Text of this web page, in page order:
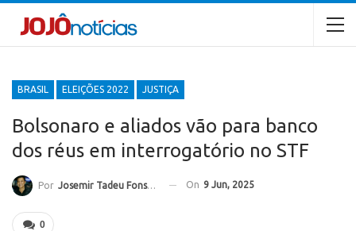
BRASIL ELEIÇÕES 2022 JUSTIÇA
Bolsonaro e aliados vão para banco
dos réus em interrogatório no STF
Por Josemir Tadeu Fonseca On 9 Jun, 2025
0